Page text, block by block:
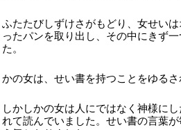
ふたたびしずけさがもどり、女せい
ったパンを取り出し、その中にきず
た。
かの女は、せい書を持つことをゆるさ
しかしかの女は人にではなく神様に
れて読んでいました。せい書の言葉